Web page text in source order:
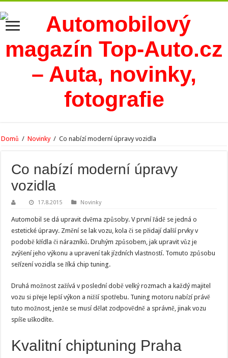
Domů / Novinky / Co nabízí moderní úpravy vozidla
Co nabízí moderní úpravy
vozidla
17.8.2015 Novinky
Automobil se dá upravit dvěma způsoby. V první řádě se jedná o
estetické úpravy. Změní se lak vozu, kola či se přidají další prvky v
podobě křídla či nárazníků. Druhým způsobem, jak upravit vůz je
zvýšení jeho výkonu a upravení tak jízdních vlastností. Tomuto způsobu
seřízení vozidla se říká chip tuning.
Druhá možnost zažívá v poslední době velký rozmach a každý majitel
vozu si přeje lepší výkon a nižší spotřebu. Tuning motoru nabízí právě
tuto možnost, jenže se musí dělat zodpovědně a správně, jinak vozu
spíše uškodíte.
Kvalitní chiptuning Praha